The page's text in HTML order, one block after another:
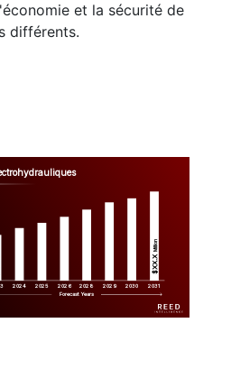
et la sécurité de
différents.
2024 2025 2026 2028 2029 2030 2031
$XX.X
Million
Forecast Years